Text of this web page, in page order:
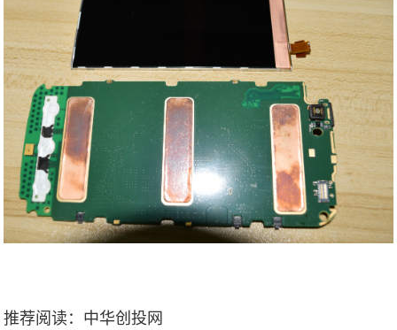
推荐阅读： 中华创投网